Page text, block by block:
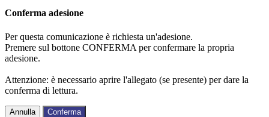
Conferma adesione
Per questa comunicazione è richiesta un'adesione.
Premere sul bottone CONFERMA per confermare la propria
adesione.
Attenzione: è necessario aprire l'allegato (se presente) per dare la
conferma di lettura.
Annulla Conferma